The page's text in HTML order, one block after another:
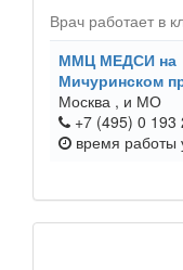
Врач работает в
ММЦ МЕДСИ на
Мичуринском
Москва , и МО
+7 (495) 0 193
время работы